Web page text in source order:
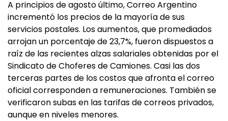
A principios de agosto último, Correo Argentino
incrementó los precios de la mayoría de sus
servicios postales. Los aumentos, que promediados
arrojan un porcentaje de 23,7%, fueron dispuestos a
raíz de las recientes alzas salariales obtenidas por el
Sindicato de Choferes de Camiones. Casi las dos
terceras partes de los costos que afronta el correo
oficial corresponden a remuneraciones. También se
verificaron subas en las tarifas de correos privados,
aunque en niveles menores.